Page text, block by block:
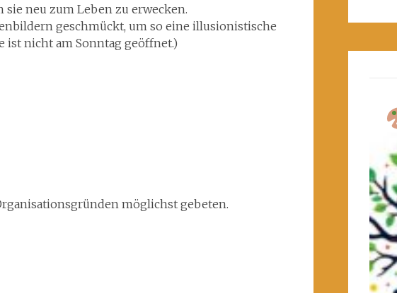
neu zum Leben zu erwecken.
geschmückt, um so eine illusionistische
ist nicht am Sonntag geöffnet.)
möglichst gebeten.